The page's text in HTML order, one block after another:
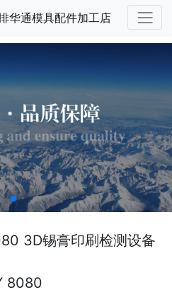
华通模具配件加工店
3D锡膏印刷检测设备
8080